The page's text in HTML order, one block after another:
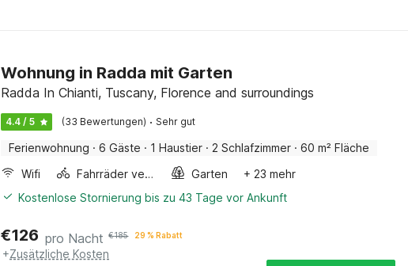
Wohnung in Radda mit Garten
Radda In Chianti, Tuscany, Florence and surroundings
4.4 / 5 (33 Bewertungen) · Sehr gut
Ferienwohnung · 6 Gäste · 1 Haustier · 2 Schlafzimmer · 60 m² Fläche
Wifi
Fahrräder verfügbar Garten
+ 23 mehr
Kostenlose Stornierung bis zu 43 Tage vor Ankunft
€126 pro Nacht €185 29 % Rabatt
+Zusätzliche Kosten